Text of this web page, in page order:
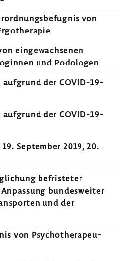
von
einge­wach­senen
und Podo­logen
der COVID-​19-
der COVID-​19-
September 2019, 20.
befris­teter
bundes­weiter
und der
von Psycho­the­ra­peu­